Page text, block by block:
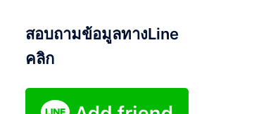
สอบถามข้อมูลทางLine
คลิก